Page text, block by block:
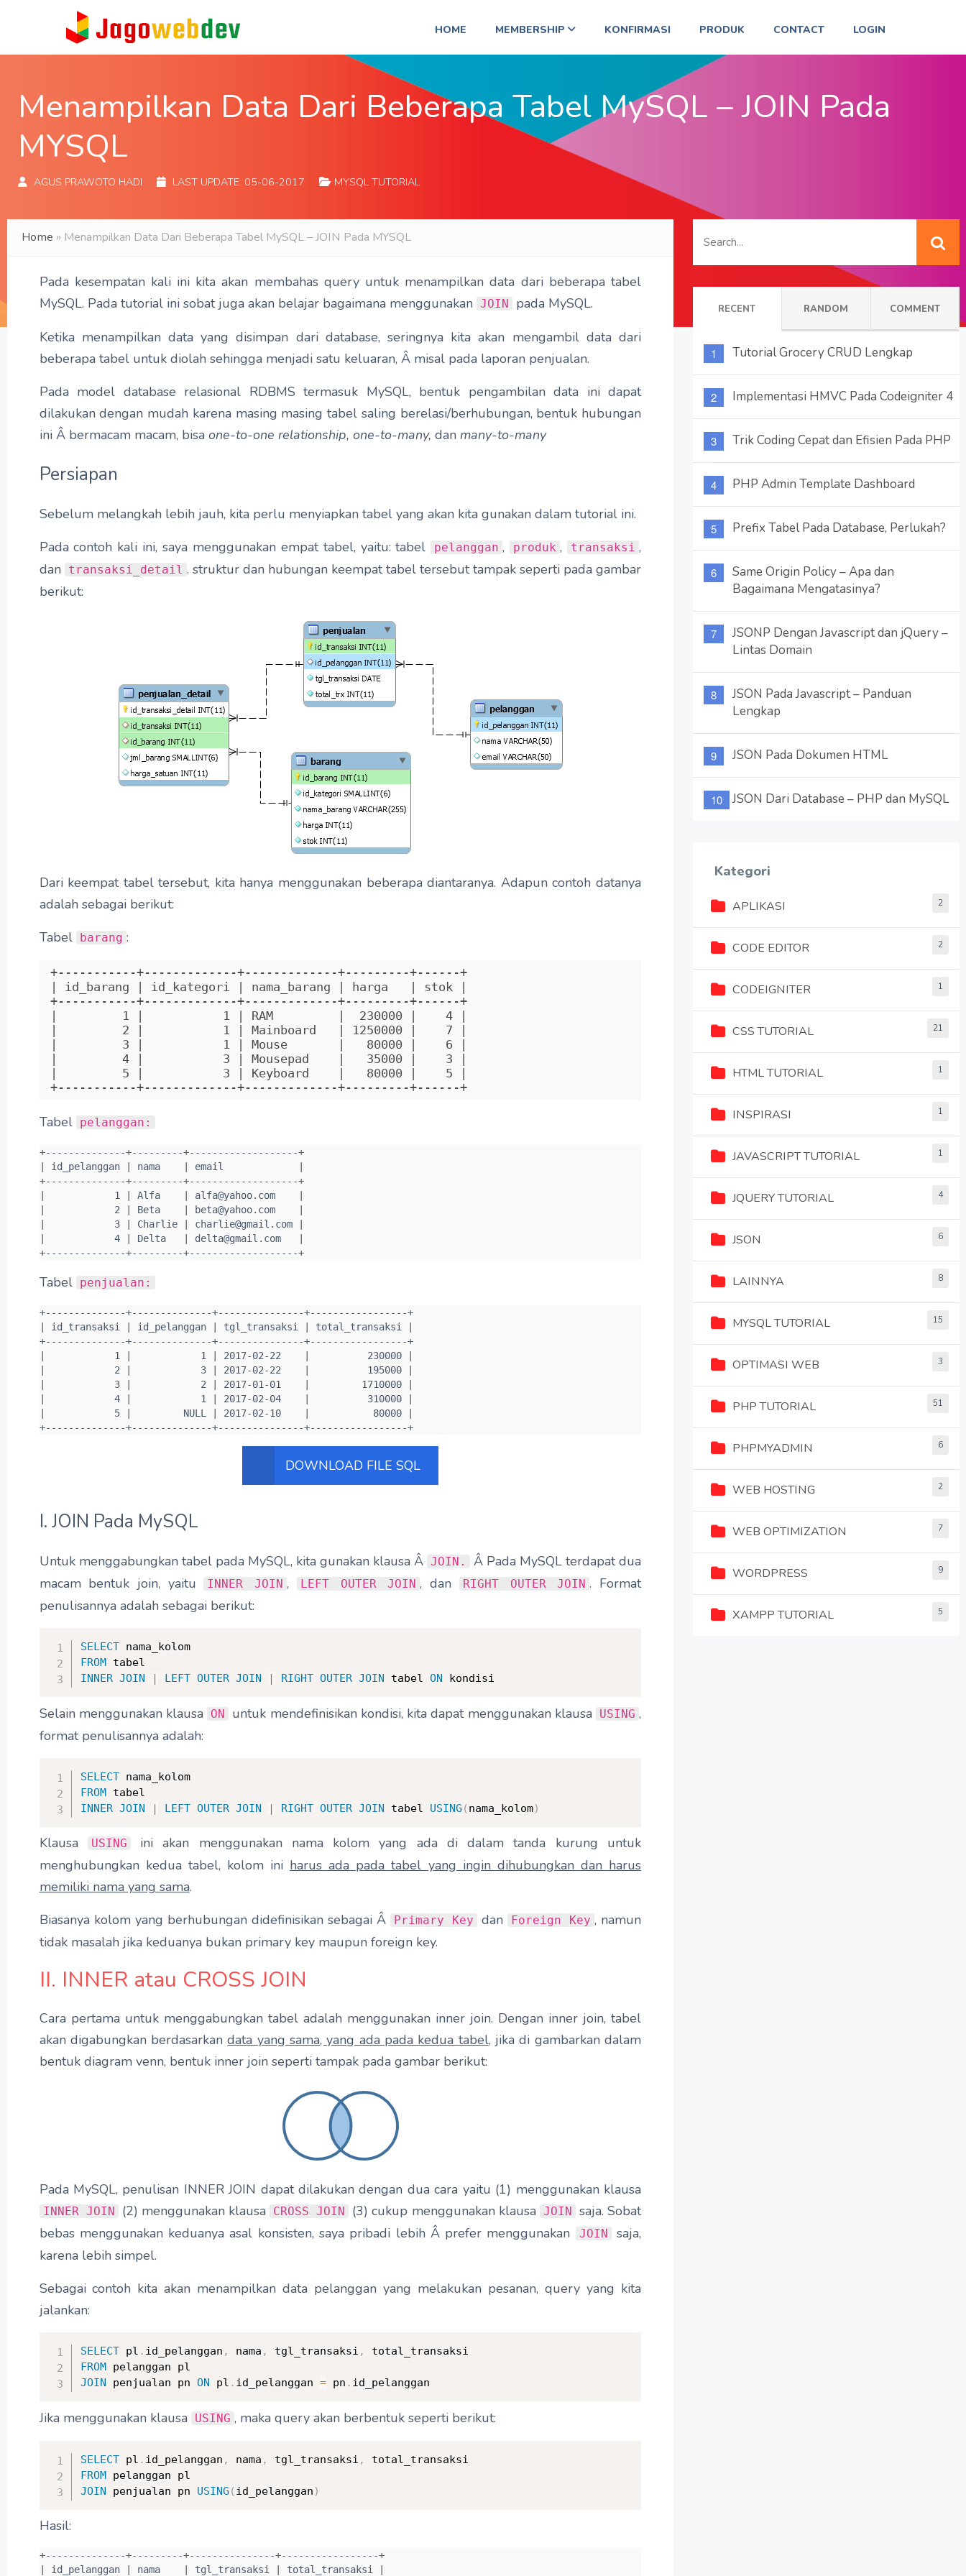
HOME MEMBERSHIP KONFIRMASI PRODUK CONTACT LOGIN
Menampilkan Data Dari Beberapa Tabel MySQL – JOIN Pada
MYSQL
AGUS PRAWOTO HADI LAST UPDATE: 05-06-2017 MYSQL TUTORIAL
Home » Menampilkan Data Dari Beberapa Tabel MySQL – JOIN Pada MYSQL
Pada kesempatan kali ini kita akan membahas query untuk menampilkan data dari beberapa tabel
MySQL. Pada tutorial ini sobat juga akan belajar bagaimana menggunakan JOIN
pada MySQL.
Ketika menampilkan data yang disimpan dari database, seringnya kita akan mengambil data dari
beberapa tabel untuk diolah sehingga menjadi satu keluaran, Â misal pada laporan penjualan.
Pada model database relasional RDBMS termasuk MySQL, bentuk pengambilan data ini dapat
dilakukan dengan mudah karena masing masing tabel saling berelasi/berhubungan, bentuk hubungan
ini Â bermacam macam, bisaone-to-one relationship, one-to-many, dan many-to-many
Persiapan
Sebelum melangkah lebih jauh, kita perlu menyiapkan tabel yang akan kita gunakan dalam tutorial ini.
Pada contoh kali ini, saya menggunakan empat tabel, yaitu: tabel
pelanggan , produk , transaksi ,
dan transaksi_detail . struktur dan hubungan keempat tabel tersebut tampak seperti pada gambar
berikut:
Dari keempat tabel tersebut, kita hanya menggunakan beberapa diantaranya. Adapun contoh datanya
adalah sebagai berikut:
Tabel barang :
+-----------+-------------+-------------+---------+------+
| id_barang | id_kategori | nama_barang | harga   | stok |
+-----------+-------------+-------------+---------+------+
|         1 |           1 | RAM         |  230000 |    4 |
|         2 |           1 | Mainboard   | 1250000 |    7 |
|         3 |           1 | Mouse       |   80000 |    6 |
|         4 |           3 | Mousepad    |   35000 |    3 |
|         5 |           3 | Keyboard    |   80000 |    5 |
+-----------+-------------+-------------+---------+------+
Tabel pelanggan:
+--------------+---------+-------------------+
| id_pelanggan | nama    | email             |
+--------------+---------+-------------------+
|            1 | Alfa    | alfa@yahoo.com    |
|            2 | Beta    | beta@yahoo.com    |
|            3 | Charlie | charlie@gmail.com |
|            4 | Delta   | delta@gmail.com   |
+--------------+---------+-------------------+
Tabel penjualan:
+--------------+--------------+---------------+-----------------+
| id_transaksi | id_pelanggan | tgl_transaksi | total_transaksi |
+--------------+--------------+---------------+-----------------+
|            1 |            1 | 2017-02-22    |          230000 |
|            2 |            3 | 2017-02-22    |          195000 |
|            3 |            2 | 2017-01-01    |         1710000 |
|            4 |            1 | 2017-02-04    |          310000 |
|            5 |         NULL | 2017-02-10    |           80000 |
+--------------+--------------+---------------+-----------------+
DOWNLOAD FILE SQL
I. JOIN Pada MySQL
Untuk menggabungkan tabel pada MySQL, kita gunakan klausa Â JOIN.
Â Pada MySQL terdapat dua
macam bentuk join, yaitu
INNER JOIN , LEFT OUTER JOIN , dan RIGHT OUTER JOIN . Format
penulisannya adalah sebagai berikut:
SELECT
nama_kolom
FROM
INNER JOIN | LEFT OUTER JOIN | RIGHT OUTER JOIN tabel ON kondisi
Selain menggunakan klausa ON untuk mendefinisikan kondisi, kita dapat menggunakan klausa USING ,
format penulisannya adalah:
SELECT
nama_kolom
FROM
INNER JOIN | LEFT OUTER JOIN | RIGHT OUTER JOIN tabel USING ( nama_kolom)
Klausa USING
ini akan menggunakan nama kolom yang ada di dalam tanda kurung untuk
menghubungkan kedua tabel, kolom ini harus ada pada tabel yang ingin dihubungkan dan harus
memiliki nama yang sama.
Biasanya kolom yang berhubungan didefinisikan sebagai Â
Primary Key dan Foreign Key , namun
tidak masalah jika keduanya bukan primary key maupun foreign key.
II. INNER atau CROSS JOIN
Cara pertama untuk menggabungkan tabel adalah menggunakan inner join. Dengan inner join, tabel
akan digabungkan berdasarkandata yang sama, yang ada pada kedua tabel, jika di gambarkan dalam
bentuk diagram venn, bentuk inner join seperti tampak pada gambar berikut:
Pada MySQL, penulisan INNER JOIN dapat dilakukan dengan dua cara yaitu (1) menggunakan klausa
INNER JOIN (2) menggunakan klausa CROSS JOIN (3) cukup menggunakan klausa JOIN saja. Sobat
bebas menggunakan keduanya asal konsisten, saya pribadi lebih Â prefer menggunakan
JOIN
saja,
karena lebih simpel.
Sebagai contoh kita akan menampilkan data pelanggan yang melakukan pesanan, query yang kita
jalankan:
SELECT pl . id_pelanggan , nama , tgl_transaksi ,
FROM
JOIN penjualan pn ON pl . id_pelanggan = pn . id_pelanggan
Jika menggunakan klausa USING , maka query akan berbentuk seperti berikut:
SELECT pl . id_pelanggan , nama , tgl_transaksi ,
FROM
JOIN penjualan pn USING ( id_pelanggan )
Hasil:
+--------------+---------+---------------+-----------------+
| id_pelanggan | nama    | tgl_transaksi | total_transaksi |
RECENT RANDOM COMMENT
Tutorial Grocery CRUD Lengkap
Implementasi HMVC Pada Codeigniter 4
Trik Coding Cepat dan Efisien Pada PHP
PHP Admin Template Dashboard
Prefix Tabel Pada Database, Perlukah?
Same Origin Policy – Apa dan
Bagaimana Mengatasinya?
JSONP Dengan Javascript dan jQuery –
Lintas Domain
JSON Pada Javascript – Panduan
Lengkap
JSON Pada Dokumen HTML
JSON Dari Database – PHP dan MySQL
Kategori
APLIKASI 2
CODE EDITOR 2
CODEIGNITER 1
CSS TUTORIAL 21
HTML TUTORIAL 1
INSPIRASI 1
JAVASCRIPT TUTORIAL 1
JQUERY TUTORIAL 4
JSON 6
LAINNYA 8
MYSQL TUTORIAL 15
OPTIMASI WEB 3
PHP TUTORIAL 51
PHPMYADMIN 6
WEB HOSTING 2
WEB OPTIMIZATION 7
WORDPRESS 9
XAMPP TUTORIAL 5